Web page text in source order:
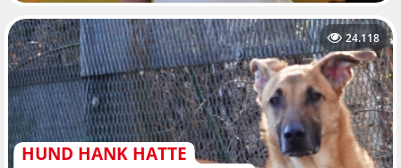
HUND HANK HATTE
24.118